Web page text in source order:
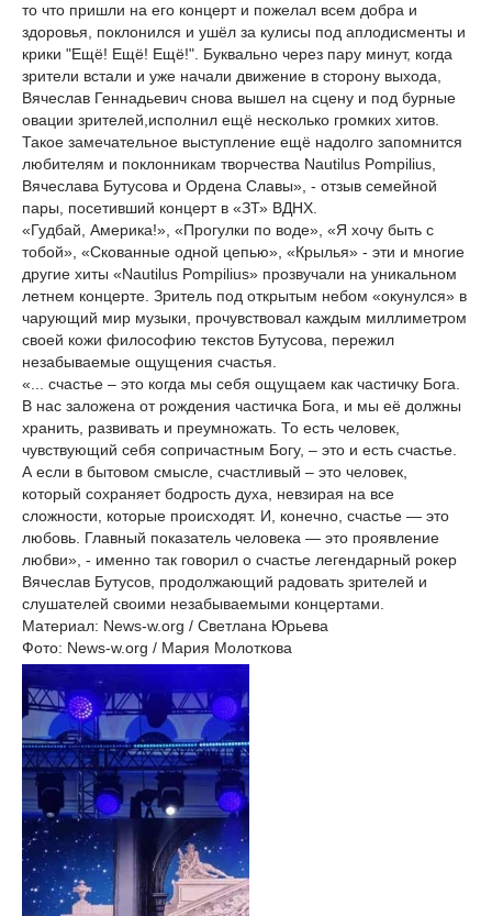
то что пришли на его концерт и пожелал всем добра и
здоровья, поклонился и ушёл за кулисы под аплодисменты и
крики "Ещё! Ещё! Ещё!". Буквально через пару минут, когда
зрители встали и уже начали движение в сторону выхода,
Вячеслав Геннадьевич снова вышел на сцену и под бурные
овации зрителей,исполнил ещё несколько громких хитов.
Такое замечательное выступление ещё надолго запомнится
любителям и поклонникам творчества Nautilus Pompilius,
Вячеслава Бутусова и Ордена Славы», - отзыв семейной
пары, посетивший концерт в «ЗТ» ВДНХ.
«Гудбай, Америка!», «Прогулки по воде», «Я хочу быть с
тобой», «Скованные одной цепью», «Крылья» - эти и многие
другие хиты «Nautilus Pompilius» прозвучали на уникальном
летнем концерте. Зритель под открытым небом «окунулся» в
чарующий мир музыки, прочувствовал каждым миллиметром
своей кожи философию текстов Бутусова, пережил
незабываемые ощущения счастья.
«... счастье – это когда мы себя ощущаем как частичку Бога.
В нас заложена от рождения частичка Бога, и мы её должны
хранить, развивать и преумножать. То есть человек,
чувствующий себя сопричастным Богу, – это и есть счастье.
А если в бытовом смысле, счастливый – это человек,
который сохраняет бодрость духа, невзирая на все
сложности, которые происходят. И, конечно, счастье — это
любовь. Главный показатель человека — это проявление
любви», - именно так говорил о счастье легендарный рокер
Вячеслав Бутусов, продолжающий радовать зрителей и
слушателей своими незабываемыми концертами.
Материал: News-w.org / Светлана Юрьева
Фото: News-w.org / Мария Молоткова